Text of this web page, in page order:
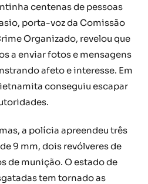
centenas de pessoas
porta-voz da Comissão
Organizado, revelou que
a enviar fotos e mensagens
afeto e interesse. Em
conseguiu escapar
a polícia apreendeu três
9 mm, dois revólveres de
de munição. O estado de
tem tornado as